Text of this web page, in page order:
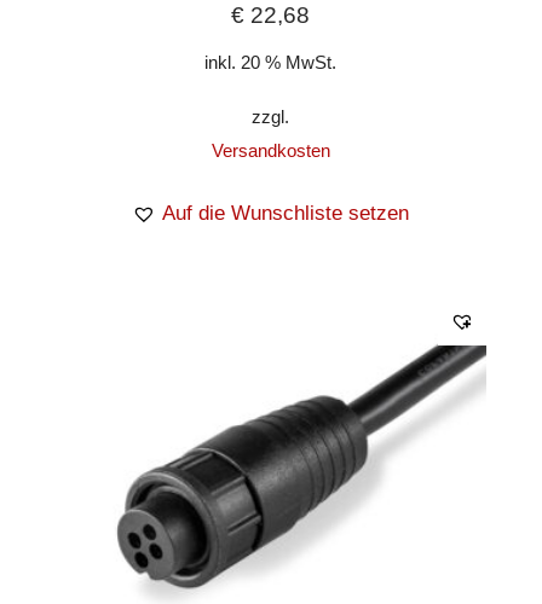
€ 22,68
inkl. 20 % MwSt.
zzgl.
Versandkosten
Auf die Wunschliste setzen